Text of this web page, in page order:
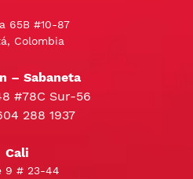
65B #10-87
Colombia
– Sabaneta
#78C Sur-56
288 1937
Cali
9 # 23-44